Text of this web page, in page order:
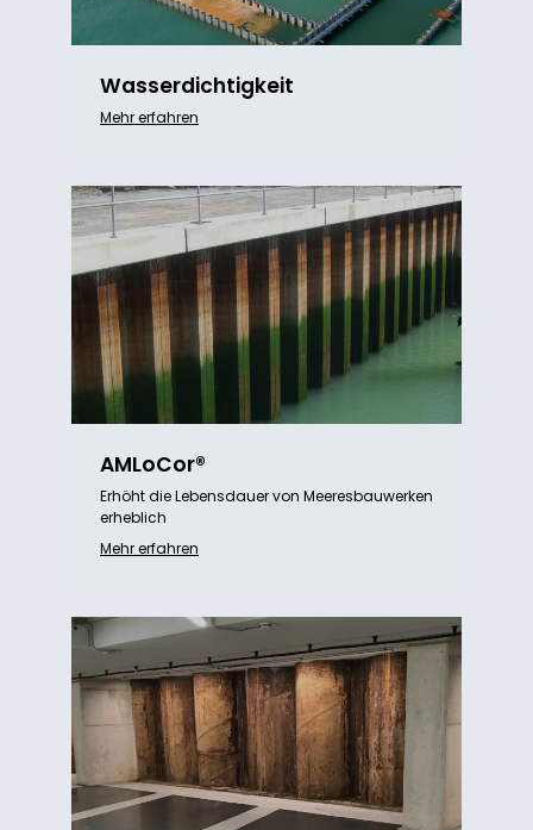
Wasserdichtigkeit
Mehr erfahren
AMLoCor®
Erhöht die Lebensdauer von Meeresbauwerken
erheblich
Mehr erfahren